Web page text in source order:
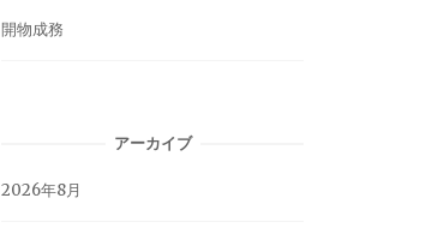
開物成務
アーカイブ
2026年8月